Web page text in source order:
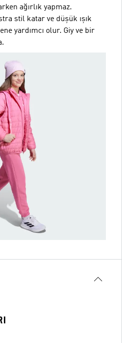
ağırlık yapmaz.
stil katar ve düşük ışık
yardımcı olur. Giy ve bir